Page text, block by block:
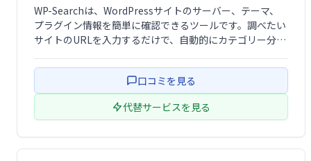
WP-Searchは、WordPressサイトのサーバー、テーマ、
プラグイン情報を簡単に確認できるツールです。調べたい
サイトのURLを入力するだけで、自動的にカテゴリー分類
す。ギャラリーサイトや事例集としても活用可能です。
口コミを見る
代替サービスを見る